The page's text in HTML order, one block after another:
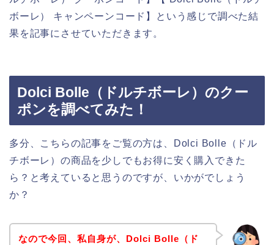
ボーレ） キャンペーンコード】という感じで調べた結
果を記事にさせていただきます。
Dolci Bolle（ドルチボーレ）のクー
ポンを調べてみた！
多分、こちらの記事をご覧の方は、Dolci Bolle（ドル
チボーレ）の商品を少しでもお得に安く購入できた
ら？と考えていると思うのですが、いかがでしょう
か？
なので今回、私自身が、Dolci Bolle（ド